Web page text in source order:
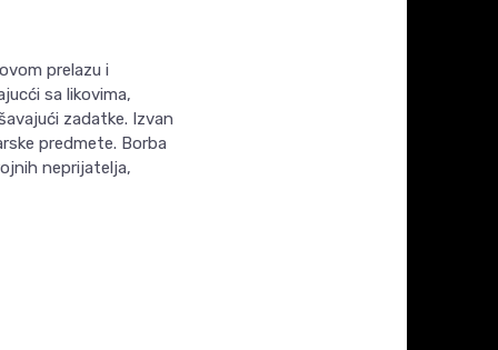
prelazu i
sa likovima,
zadatke. Izvan
predmete. Borba
neprijatelja,